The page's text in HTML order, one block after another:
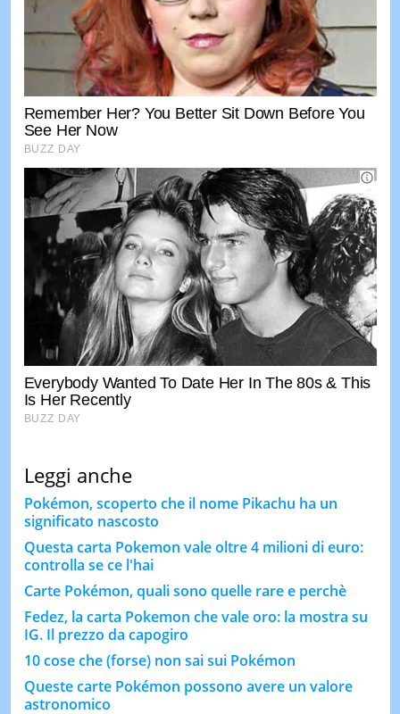
Leggi anche
Pokémon, scoperto che il nome Pikachu ha un
significato nascosto
Questa carta Pokemon vale oltre 4 milioni di euro:
controlla se ce l'hai
Carte Pokémon, quali sono quelle rare e perchè
Fedez, la carta Pokemon che vale oro: la mostra su
IG. Il prezzo da capogiro
10 cose che (forse) non sai sui Pokémon
Queste carte Pokémon possono avere un valore
astronomico